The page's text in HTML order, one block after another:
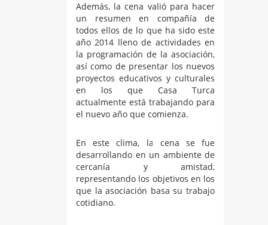
Además, la cena valió para hacer
un resumen en compañía de
todos ellos de lo que ha sido este
año 2014 lleno de actividades en
la programación de la asociación,
así como de presentar los nuevos
proyectos educativos y culturales
en los que Casa Turca
actualmente está trabajando para
el nuevo año que comienza.
En este clima, la cena se fue
desarrollando en un ambiente de
cercanía y amistad,
representando los objetivos en los
que la asociación basa su trabajo
cotidiano.